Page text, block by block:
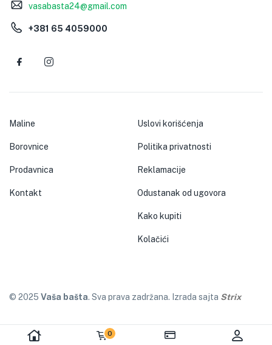
0
vasabasta24@gmail.com
+381 65 4059000
Maline
Borovnice
Prodavnica
Kontakt
Uslovi korišćenja
Politika privatnosti
Reklamacije
Odustanak od ugovora
Kako kupiti
Kolačići
© 2025 Vaša bašta. Sva prava zadržana. Izrada sajta Strix